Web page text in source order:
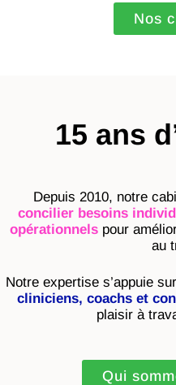
Nos
15 ans
Depuis 2010, notre
concilier besoins
opérationnels pour
au
Notre expertise s’appuie
cliniciens, coachs et
plaisir à
Qui